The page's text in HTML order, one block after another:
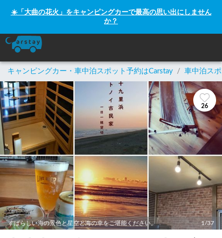
☀️「大曲の花火」をキャンピングカーで最高の思い出にしません
か？
キャンピングカー・車中泊スポット予約はCarstay / 車中泊ス
26
すばらしい海の景色と星空と海の幸をご堪能ください。 1/37